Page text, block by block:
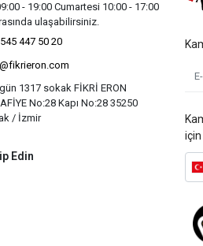
- 19:00 Cumartesi 10:00 - 17:00
ulaşabilirsiniz.
447 50 20
1317 sokak FİKRİ ERON
No:28 Kapı No:28 35250
/ İzmir
Edin
için